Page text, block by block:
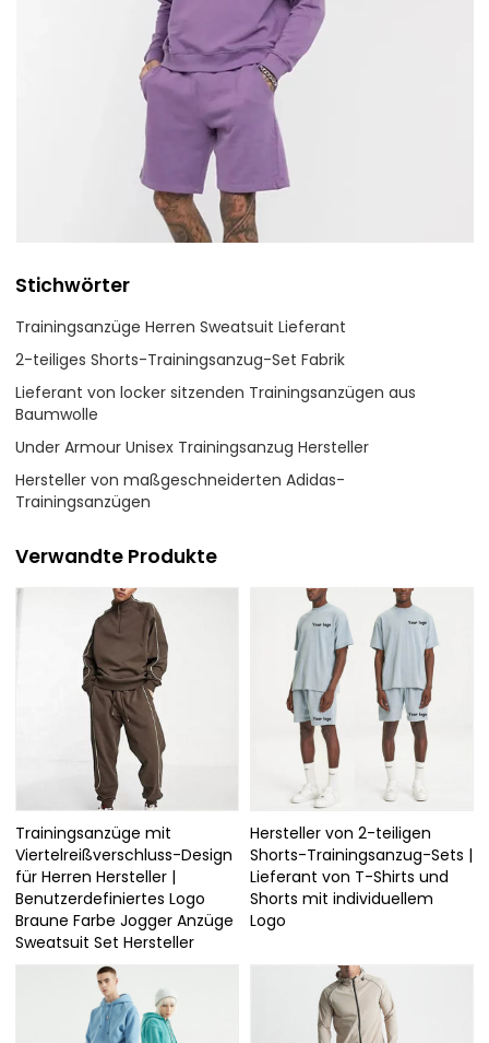
Stichwörter
Trainingsanzüge Herren Sweatsuit Lieferant
2-teiliges Shorts-Trainingsanzug-Set Fabrik
Lieferant von locker sitzenden Trainingsanzügen aus
Baumwolle
Under Armour Unisex Trainingsanzug Hersteller
Hersteller von maßgeschneiderten Adidas-
Trainingsanzügen
Verwandte Produkte
Trainingsanzüge mit
Viertelreißverschluss-Design
für Herren Hersteller |
Benutzerdefiniertes Logo
Braune Farbe Jogger Anzüge
Sweatsuit Set Hersteller
Hersteller von 2-teiligen
Shorts-Trainingsanzug-Sets |
Lieferant von T-Shirts und
Shorts mit individuellem
Logo